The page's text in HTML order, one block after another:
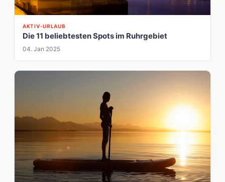
AKTIV-URLAUB
Die 11 beliebtesten Spots im Ruhrgebiet
04. Jan 2025